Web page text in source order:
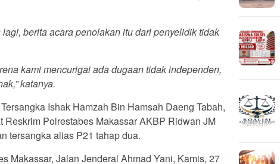
berita acara penolakan itu dari penyelidik tidak
kami mencurigai ada dugaan tidak independen,
katanya.
Ishak Hamzah Bin Hamsah Daeng Tabah,
Polrestabes Makassar AKBP Ridwan JM
tersangka alias P21 tahap dua.
Makassar, Jalan Jenderal Ahmad Yani, Kamis, 27